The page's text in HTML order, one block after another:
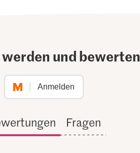
und bewerten
Anmelden
Fragen